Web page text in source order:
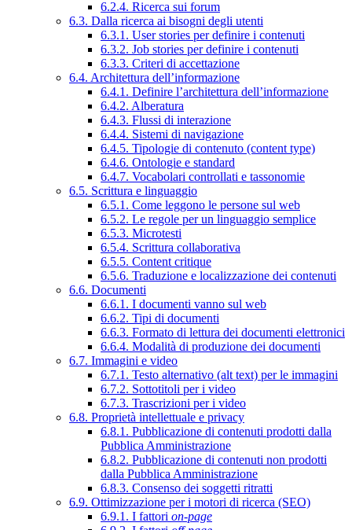
6.2.4. Ricerca sui forum
6.3. Dalla ricerca ai bisogni degli utenti
6.3.1. User stories per definire i contenuti
6.3.2. Job stories per definire i contenuti
6.3.3. Criteri di accettazione
6.4. Architettura dell’informazione
6.4.1. Definire l’architettura dell’informazione
6.4.2. Alberatura
6.4.3. Flussi di interazione
6.4.4. Sistemi di navigazione
6.4.5. Tipologie di contenuto (content type)
6.4.6. Ontologie e standard
6.4.7. Vocabolari controllati e tassonomie
6.5. Scrittura e linguaggio
6.5.1. Come leggono le persone sul web
6.5.2. Le regole per un linguaggio semplice
6.5.3. Microtesti
6.5.4. Scrittura collaborativa
6.5.5. Content critique
6.5.6. Traduzione e localizzazione dei contenuti
6.6. Documenti
6.6.1. I documenti vanno sul web
6.6.2. Tipi di documenti
6.6.3. Formato di lettura dei documenti elettronici
6.6.4. Modalità di produzione dei documenti
6.7. Immagini e video
6.7.1. Testo alternativo (alt text) per le immagini
6.7.2. Sottotitoli per i video
6.7.3. Trascrizioni per i video
6.8. Proprietà intellettuale e privacy
6.8.1. Pubblicazione di contenuti prodotti dalla
Pubblica Amministrazione
6.8.2. Pubblicazione di contenuti non prodotti
dalla Pubblica Amministrazione
6.8.3. Consenso dei soggetti ritratti
6.9. Ottimizzazione per i motori di ricerca (SEO)
6.9.1. I fattori on-page